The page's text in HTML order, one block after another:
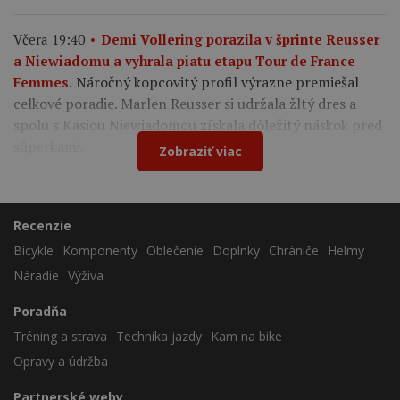
Včera 19:40
Demi Vollering porazila v šprinte Reusser
a Niewiadomu a vyhrala piatu etapu Tour de France
Femmes. Náročný kopcovitý profil výrazne premiešal
celkové poradie. Marlen Reusser si udržala žltý dres a
spolu s Kasiou Niewiadomou získala dôležitý náskok pred
Zobraziť viac
Recenzie
Bicykle
Komponenty Oblečenie Doplnky Chrániče
Helmy
Náradie Výživa
Poradňa
Tréning a strava
Technika jazdy
Kam na bike
Opravy a údržba